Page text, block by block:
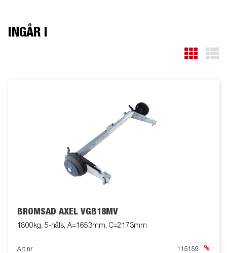
INGÅR I
BROMSAD AXEL VGB18MV
1800kg, 5-håls, A=1653mm, C=2173mm
Art nr 115159